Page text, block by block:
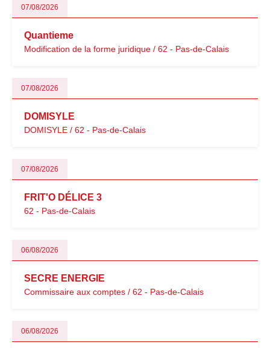
07/08/2026
Quantieme
Modification de la forme juridique / 62 - Pas-de-Calais
07/08/2026
DOMISYLE
DOMISYLE / 62 - Pas-de-Calais
07/08/2026
FRIT'O DÉLICE 3
62 - Pas-de-Calais
06/08/2026
SECRE ENERGIE
Commissaire aux comptes / 62 - Pas-de-Calais
06/08/2026